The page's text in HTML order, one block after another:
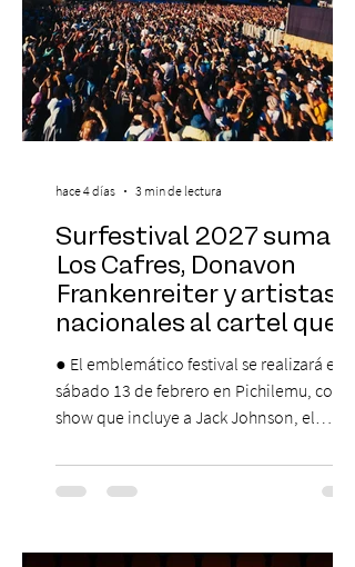
Surfestival 2027 suma a
Los Cafres, Donavon
Frankenreiter y artistas
nacionales al cartel que
encabeza Jack Johnson
● El emblemático festival se realizará el
sábado 13 de febrero en Pichilemu, con un
show que incluye a Jack Johnson, el
El lunes 10 de agosto comienza la
Preventa Exclusiva Santander con 30%
stock). Posterior a esta preventa exclusiva
hace 4 días 3 min de lectura